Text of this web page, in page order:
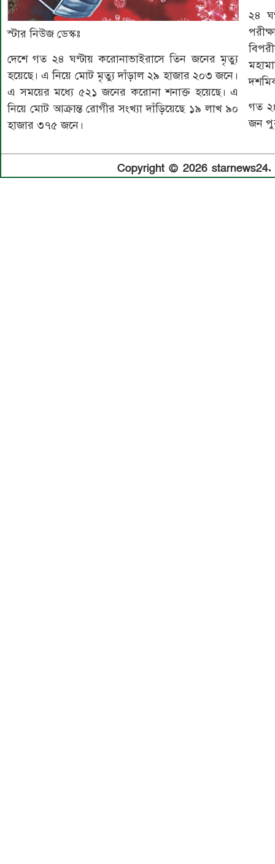
স্টার নিউজ ডেস্কঃ
দেশে গত ২৪ ঘণ্টায় করোনাভাইরাসে তিন জনের মৃত্যু
হয়েছে। এ নিয়ে মোট মৃত্যু দাঁড়াল ২৯ হাজার ২০৩ জনে।
এ সময়ের মধ্যে ৫২১ জনের করোনা শনাক্ত হয়েছে। এ
নিয়ে মোট আক্রান্ত রোগীর সংখ্যা দাঁড়িয়েছে ১৯ লাখ ৯০
হাজার ৩৭৫ জনে।
২৪
গত
জন
Copyright © 2026